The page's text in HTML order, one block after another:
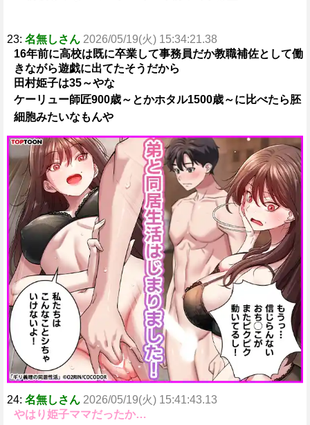
23: 名無しさん 2026/05/19(火) 15:34:21.38
16年前に高校は既に卒業して事務員だか教職補佐として働
きながら遊戯に出てたそうだから
田村姫子は35～やな
ケーリュー師匠900歳～とかホタル1500歳～に比べたら胚
細胞みたいなもんや
24: 名無しさん 2026/05/19(火) 15:41:43.13
やはり姫子ママだったか…